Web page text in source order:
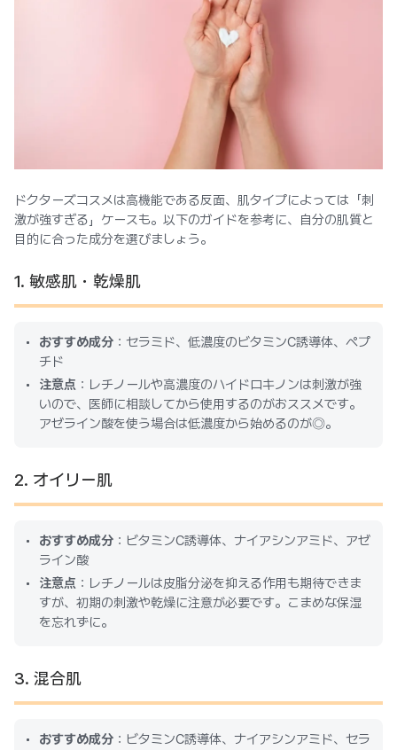
ドクターズコスメは高機能である反面、肌タイプによっては「刺
激が強すぎる」ケースも。以下のガイドを参考に、自分の肌質と
目的に合った成分を選びましょう。
1. 敏感肌・乾燥肌
おすすめ成分 ：セラミド、低濃度のビタミンC誘導体、ペプ
チド
注意点 ：レチノールや高濃度のハイドロキノンは刺激が強
いので、医師に相談してから使用するのがおススメです。
アゼライン酸を使う場合は低濃度から始めるのが◎。
2. オイリー肌
おすすめ成分 ：ビタミンC誘導体、ナイアシンアミド、アゼ
ライン酸
注意点 ：レチノールは皮脂分泌を抑える作用も期待できま
すが、初期の刺激や乾燥に注意が必要です。こまめな保湿
を忘れずに。
3. 混合肌
おすすめ成分 ：ビタミンC誘導体、ナイアシンアミド、セラ